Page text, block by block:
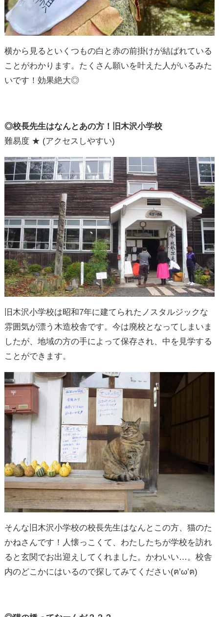
横から見るといくつもの白と赤の前掛けが結ばれている
ことがわかります。たくさん願いを叶えた人がいるみた
いです！効果絶大◎
◎校長先生はなんとあの方！旧木沢小学校
難易度 ★ (アクセスしやすい)
旧木沢小学校は昭和7年に建てられたノスタルジックな
雰囲気が漂う木造校舎です。今は廃校となってしまいま
したが、地域の方の手によって保存され、中を見学する
ことができます。
そんな旧木沢小学校の校長先生はなんとこの方、猫のた
かねさんです！人懐っこくて、わたしたちが学校を訪れ
ると玄関でお出迎えしてくれました。かわいい…。校舎
内のどこかにはいるので探してみてください(ฅ’ω’ฅ)